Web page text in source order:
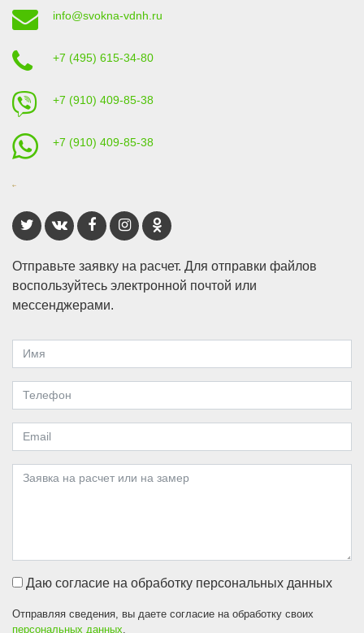
info@svokna-vdnh.ru
+7 (495) 615-34-80
+7 (910) 409-85-38
+7 (910) 409-85-38
Отправьте заявку на расчет. Для отправки файлов
воспользуйтесь электронной почтой или
мессенджерами.
Даю согласие на обработку персональных данных
Отправляя сведения, вы даете согласие на обработку своих
персональных данных